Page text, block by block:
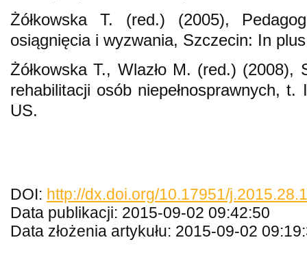
Żółkowska T. (red.) (2005),
osiągnięcia i wyzwania, Szczecin: In
Żółkowska T., Wlazło M. (red.) (2008),
rehabilitacji osób niepełnosprawnych,
US.
DOI: http://dx.doi.org/10.17951/
Data publikacji: 2015-09-02 09:42:50
Data złożenia artykułu: 2015-09-02